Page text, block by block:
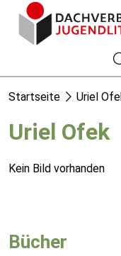
Startseite Uriel
Uriel Ofek
Kein Bild vorhanden
Bücher